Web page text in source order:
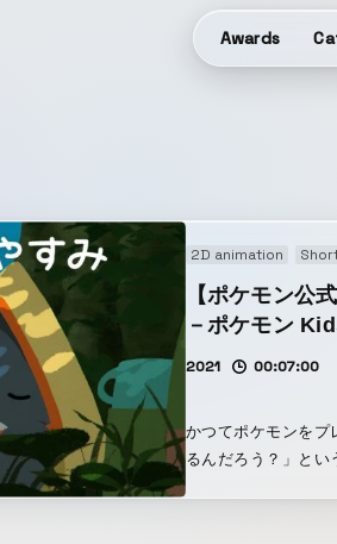
Awards
2D animation
【ポケモン公
－ポケモン
2021 00:07:00
かつてポケモンをプ
るんだろう？」とい
と共にジュブナイル